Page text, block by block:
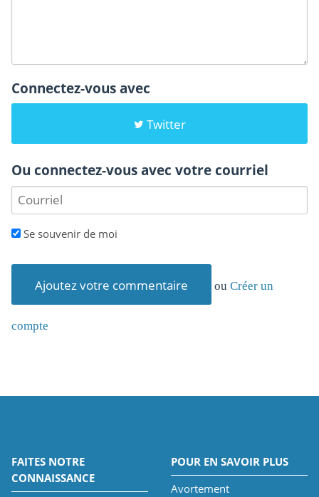
Connectez-vous avec
Twitter
Ou connectez-vous avec votre courriel
Se souvenir de moi
ouCréer un
compte
FAITES NOTRE
CONNAISSANCE
POUR EN SAVOIR PLUS
Avortement